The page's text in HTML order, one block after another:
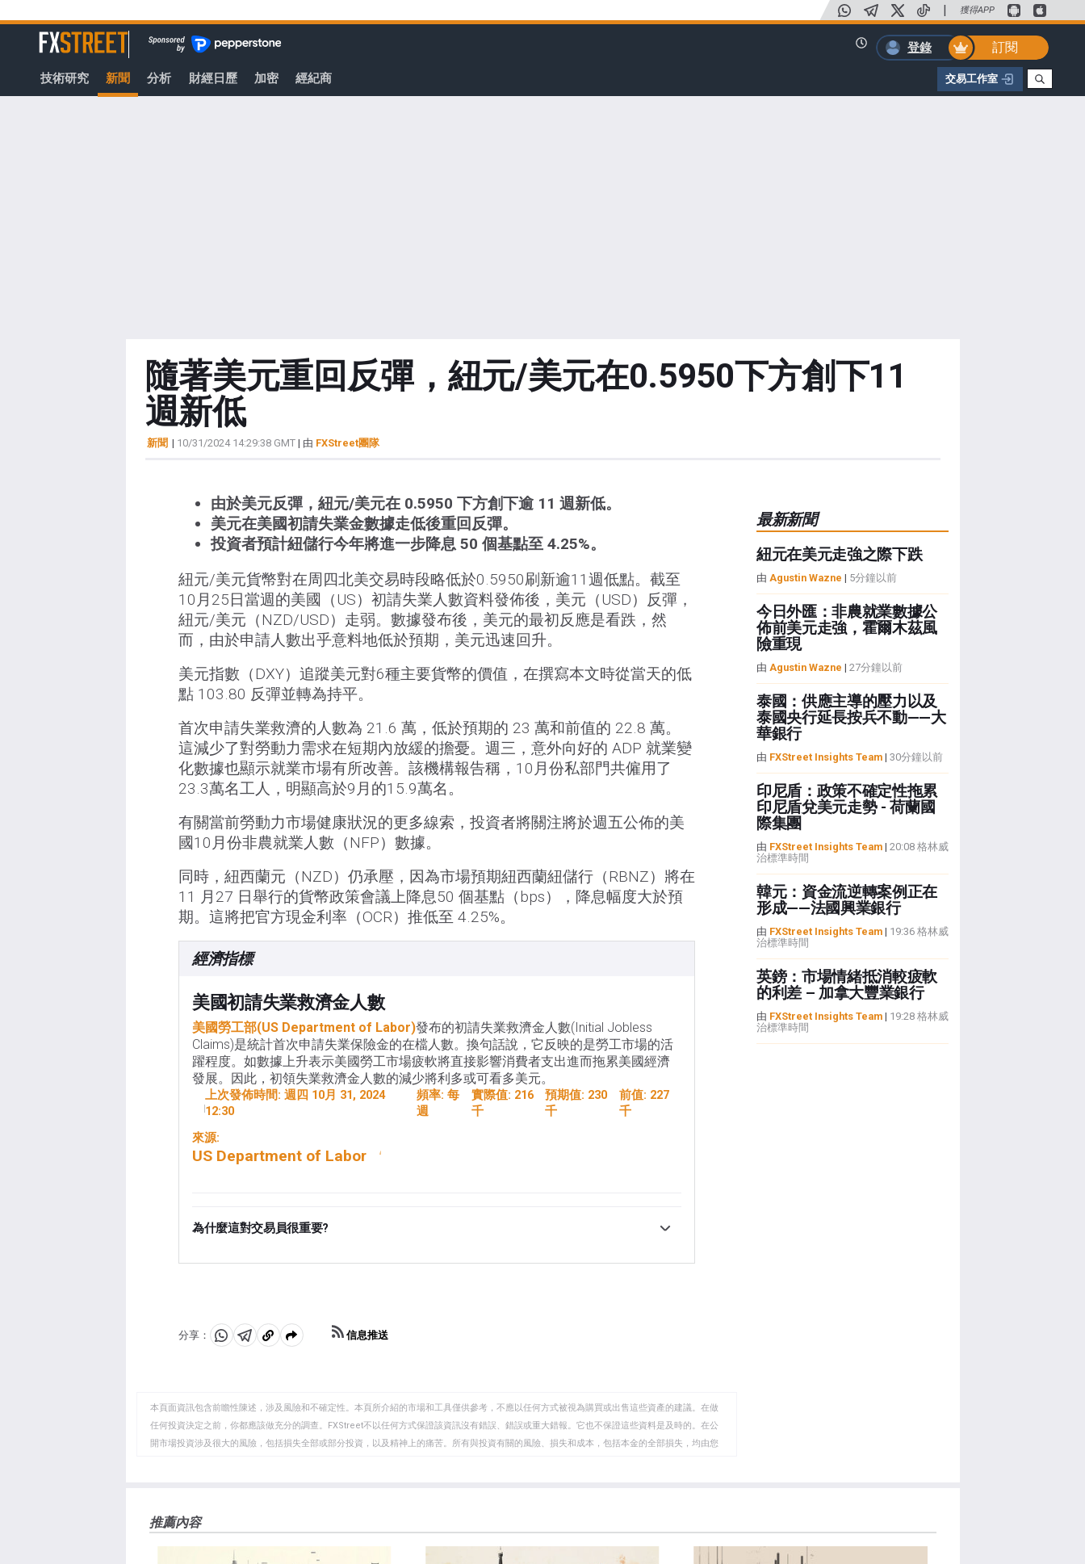
至
容
| 獲得APP
FXStreet
登錄
訂閱
技術研究 新聞 分析 財經日歷 加密 經紀商 交易工作室
隨著美元重回反彈，紐元/美元在0.5950下方創下11
週新低
新聞 | 10/31/2024 14:29:38 GMT| 由 FXStreet團隊
由於美元反彈，紐元/美元在 0.5950 下方創下逾 11 週新低。
美元在美國初請失業金數據走低後重回反彈。
投資者預計紐儲行今年將進一步降息 50 個基點至 4.25%。
紐元/美元貨幣對在周四北美交易時段略低於0.5950刷新逾11週低點。截至
10月25日當週的美國（US）初請失業人數資料發佈後，美元（USD）反彈，
紐元/美元（NZD/USD）走弱。數據發布後，美元的最初反應是看跌，然
而，由於申請人數出乎意料地低於預期，美元迅速回升。
美元指數（DXY）追蹤美元對6種主要貨幣的價值，在撰寫本文時從當天的低
點 103.80 反彈並轉為持平。
首次申請失業救濟的人數為 21.6 萬，低於預期的 23 萬和前值的 22.8 萬。
這減少了對勞動力需求在短期內放緩的擔憂。週三，意外向好的 ADP 就業變
化數據也顯示就業市場有所改善。該機構報告稱，10月份私部門共僱用了
23.3萬名工人，明顯高於9月的15.9萬名。
有關當前勞動力市場健康狀況的更多線索，投資者將關注將於週五公佈的美
國10月份非農就業人數（NFP）數據。
同時，紐西蘭元（NZD）仍承壓，因為市場預期紐西蘭紐儲行（RBNZ）將在
11 月27 日舉行的貨幣政策會議上降息50 個基點（bps），降息幅度大於預
期。這將把官方現金利率（OCR）推低至 4.25%。
經濟指標
美國初請失業救濟金人數
美國勞工部(US Department of Labor)發布的初請失業救濟金人數(Initial Jobless
Claims)是統計首次申請失業保險金的在檔人數。換句話說，它反映的是勞工市場的活
躍程度。如數據上升表示美國勞工市場疲軟將直接影響消費者支出進而拖累美國經濟
發展。因此，初領失業救濟金人數的減少將利多或可看多美元。
上次發佈時間: 週四 10月 31, 2024
12:30
頻率: 每
週
實際值: 216
千
預期值: 230
千
前值: 227
千
來源:
US Department of Labor
為什麼這對交易員很重要?
分享：
分
WhatsApp
分
Telegram
複
剪
貼
板
信息推送
本頁面資訊包含前瞻性陳述，涉及風險和不確定性。本頁所介紹的市場和工具僅供參考，不應以任何方式被視為購買或出售這些資產的建議。在做
任何投資決定之前，你都應該做充分的調查。FXStreet不以任何方式保證該資訊沒有錯誤、錯誤或重大錯報。它也不保證這些資料是及時的。在公
開市場投資涉及很大的風險，包括損失全部或部分投資，以及精神上的痛苦。所有與投資有關的風險、損失和成本，包括本金的全部損失，均由您
FXStreet和作者不提供個性化的建議。作者對該資訊的準確性、完整性或適用性不作任何陳述。FXStreet和作者將不承擔任何錯誤，遺漏或任何損
失，傷害或損害由此資訊及其顯示或使用引起的。錯誤和遺漏除外。本文作者和FXStreet並非註冊投資顧問，本文內容無意提供任何投資建議。
最新新聞
紐元在美元走強之際下跌
由 Agustin Wazne | 5分鐘以前
今日外匯：非農就業數據公
佈前美元走強，霍爾木茲風
險重現
由 Agustin Wazne | 27分鐘以前
泰國：供應主導的壓力以及
泰國央行延長按兵不動——大
華銀行
由 FXStreet Insights Team| 30分鐘以前
印尼盾：政策不確定性拖累
印尼盾兌美元走勢 - 荷蘭國
際集團
由 FXStreet Insights Team| 20:08 格林威
治標準時間
韓元：資金流逆轉案例正在
形成——法國興業銀行
由 FXStreet Insights Team| 19:36 格林威
治標準時間
英鎊：市場情緒抵消較疲軟
的利差 – 加拿大豐業銀行
由 FXStreet Insights Team| 19:28 格林威
治標準時間
推薦內容